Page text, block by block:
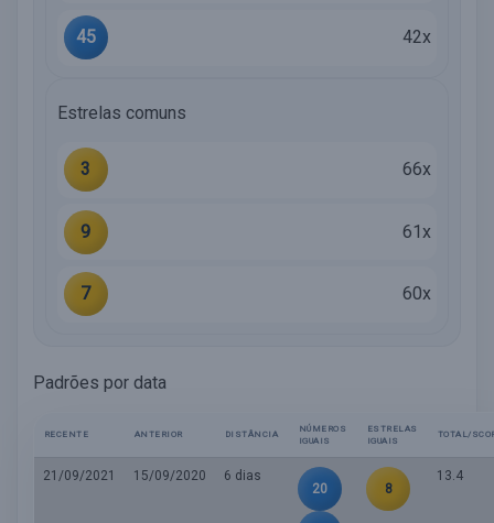
45 42x
Estrelas comuns
3 66x
9 61x
7 60x
Padrões por data
RECENTE ANTERIOR DISTÂNCIA
NÚMEROS
IGUAIS
ESTRELAS
IGUAIS
TOTAL/
21/09/2021 15/09/2020
6 dias
20
8
13.4